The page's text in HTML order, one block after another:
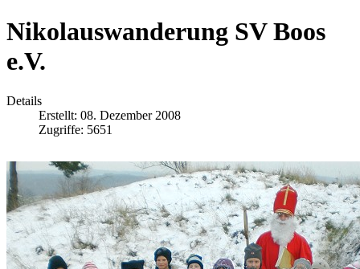
Nikolauswanderung SV Boos
e.V.
Details
Erstellt: 08. Dezember 2008
Zugriffe: 5651